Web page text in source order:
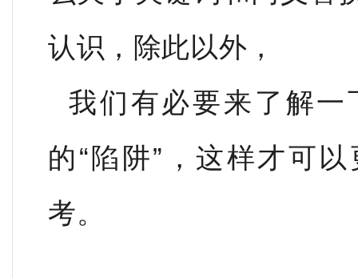
认识，除此以外，
我们有必要来了解
的“陷阱”，这样才可
考。